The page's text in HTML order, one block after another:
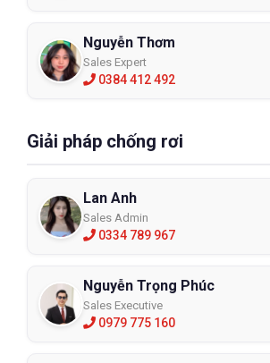
Nguyễn Thơm
Sales Expert
0384 412 492
Giải pháp chống rơi
Lan Anh
Sales Admin
0334 789 967
Nguyễn Trọng Phúc
Sales Executive
0979 775 160